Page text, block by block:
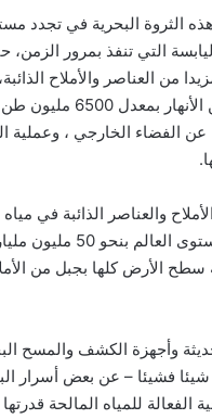
الثروة البحرية في تجدد
التي تنفذ بمرور الزمن،
من العناصر والأملاح
الحمم البركانية ومن
عن الفضاء الخارجي ، وعملية
والعناصر الذائبة في مياه
والمحيطات على مستوى
سطح الأرض كلها بجبل من
وأجهزة الكشف والمسح
فشيئا – عن بعض أسرار
الفعالة للمياه المالحة